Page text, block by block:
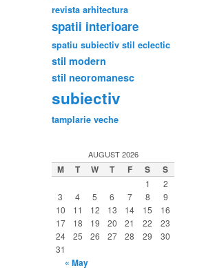
revista arhitectura
spatii interioare
spatiu subiectiv stil eclectic
stil modern
stil neoromanesc
subiectiv
tamplarie veche
AUGUST 2026
M T W T F S S
1
2
3
4 5 6 7 8
9
10
11 12 13 14 15
16
17
18 19 20 21 22
23
24
25 26 27 28 29
30
31
« May